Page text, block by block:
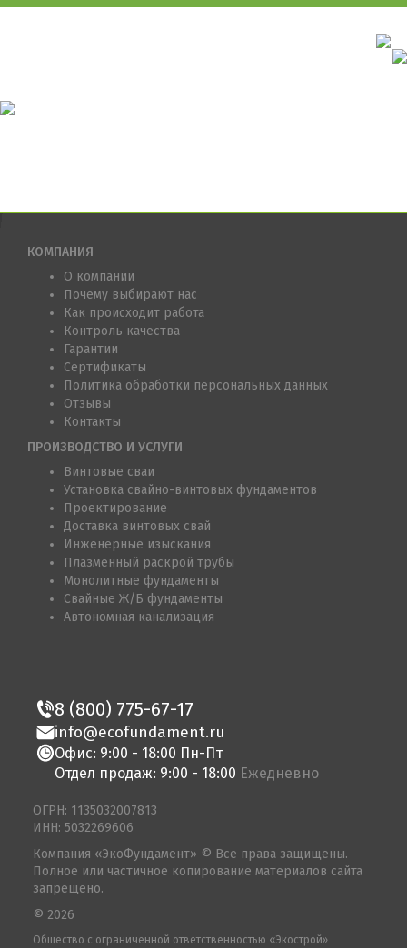
КОМПАНИЯ
О компании
Почему выбирают нас
Как происходит работа
Контроль качества
Гарантии
Сертификаты
Политика обработки персональных данных
Отзывы
Контакты
ПРОИЗВОДСТВО И УСЛУГИ
Винтовые сваи
Установка свайно-винтовых фундаментов
Проектирование
Доставка винтовых свай
Инженерные изыскания
Плазменный раскрой трубы
Монолитные фундаменты
Свайные Ж/Б фундаменты
Автономная канализация
8 (800) 775-67-17
info@ecofundament.ru
Офис: 9:00 - 18:00 Пн-Пт
Отдел продаж: 9:00 - 18:00 Ежедневно
Общество с ограниченной ответственностью «Экострой»
ОГРН: 1135032007813
ИНН: 5032269606
Компания «ЭкоФундамент» © Все права защищены.
Полное или частичное копирование материалов сайта
запрещено.
© 2026